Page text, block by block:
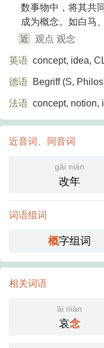
数事物中，将其共
成为概念。如白马
近 观点 观念
英语 concept, idea,
德语 Begriff (S,
法语 concept, notion,
近音词、同音词
gǎi nián
改年
词语组词
概字组词
相关词语
āi niàn
哀念